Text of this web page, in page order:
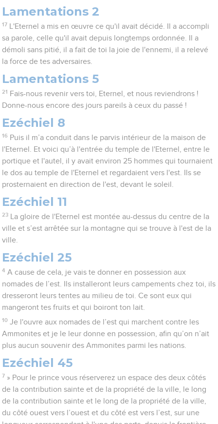
Lamentations 2
17
L'Eternel a mis en œuvre ce qu'il avait décidé. Il a accompli
sa parole, celle qu'il avait depuis longtemps ordonnée. Il a
démoli sans pitié, il a fait de toi la joie de l'ennemi, il a relevé
la force de tes adversaires.
Lamentations 5
21 Fais-nous revenir vers toi, Eternel, et nous reviendrons !
Donne-nous encore des jours pareils à ceux du passé !
Ezéchiel 8
16 Puis il m’a conduit dans le parvis intérieur de la maison de
l'Eternel. Et voici qu’à l'entrée du temple de l'Eternel, entre le
portique et l'autel, il y avait environ 25 hommes qui tournaient
le dos au temple de l'Eternel et regardaient vers l'est. Ils se
prosternaient en direction de l'est, devant le soleil.
Ezéchiel 11
23
La gloire de l'Eternel est montée au-dessus du centre de la
ville et s’est arrêtée sur la montagne qui se trouve à l'est de la
ville.
Ezéchiel 25
4 A cause de cela, je vais te donner en possession aux
nomades de l’est. Ils installeront leurs campements chez toi, ils
dresseront leurs tentes au milieu de toi. Ce sont eux qui
mangeront tes fruits et qui boiront ton lait.
10 Je l'ouvre aux nomades de l’est qui marchent contre les
Ammonites et je le leur donne en possession, afin qu’on n’ait
plus aucun souvenir des Ammonites parmi les nations.
Ezéchiel 45
7 » Pour le prince vous réserverez un espace des deux côtés
de la contribution sainte et de la propriété de la ville, le long
de la contribution sainte et le long de la propriété de la ville,
du côté ouest vers l’ouest et du côté est vers l’est, sur une